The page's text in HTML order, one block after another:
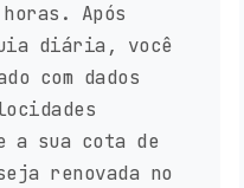
Após
diária, você
com dados
a sua cota de
renovada no